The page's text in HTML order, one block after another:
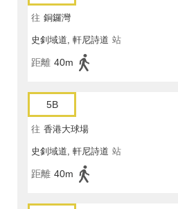
往 銅鑼灣
史釗域道, 軒尼詩道 站
距離 40m
5B
往 香港大球場
史釗域道, 軒尼詩道 站
距離 40m